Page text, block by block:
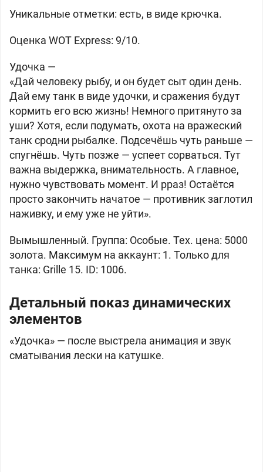
Уникальные отметки: есть, в виде крючка.
Оценка WOT Express: 9/10.
Удочка —
«Дай человеку рыбу, и он будет сыт один день.
Дай ему танк в виде удочки, и сражения будут
кормить его всю жизнь! Немного притянуто за
уши? Хотя, если подумать, охота на вражеский
танк сродни рыбалке. Подсечёшь чуть раньше —
спугнёшь. Чуть позже — успеет сорваться. Тут
важна выдержка, внимательность. А главное,
нужно чувствовать момент. И рраз! Остаётся
просто закончить начатое — противник заглотил
наживку, и ему уже не уйти».
Вымышленный. Группа: Особые. Тех. цена: 5000
золота. Максимум на аккаунт: 1. Только для
танка: Grille 15. ID: 1006.
Детальный показ динамических
элементов
«Удочка» — после выстрела анимация и звук
сматывания лески на катушке.